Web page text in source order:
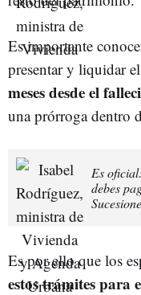
Es importante
presentar y liquidar
meses desde el
una prórroga dentro
Es
debes
Es por ello que los
estos trámites para